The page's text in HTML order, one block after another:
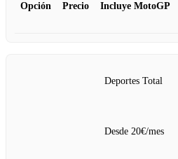
Opción Precio Incluye MotoGP
Deportes Total
Desde 20€/mes